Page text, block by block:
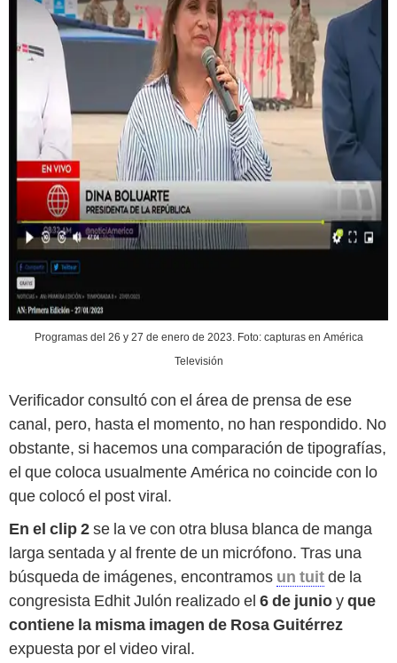
Programas del 26 y 27 de enero de 2023. Foto: capturas en América
Televisión
Verificador consultó con el área de prensa de ese
canal, pero, hasta el momento, no han respondido. No
obstante, si hacemos una comparación de tipografías,
el que coloca usualmente América no coincide con lo
que colocó el post viral.
En el clip 2se la ve con otra blusa blanca de manga
larga sentada y al frente de un micrófono. Tras una
búsqueda de imágenes, encontramos un tuitde la
congresista Edhit Julón realizado el 6 de junioyque
contiene la misma imagen de Rosa Guitérrez
expuesta por el video viral.